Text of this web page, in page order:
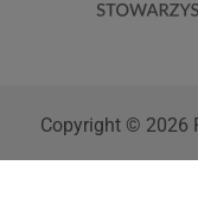
Copyright © 2026